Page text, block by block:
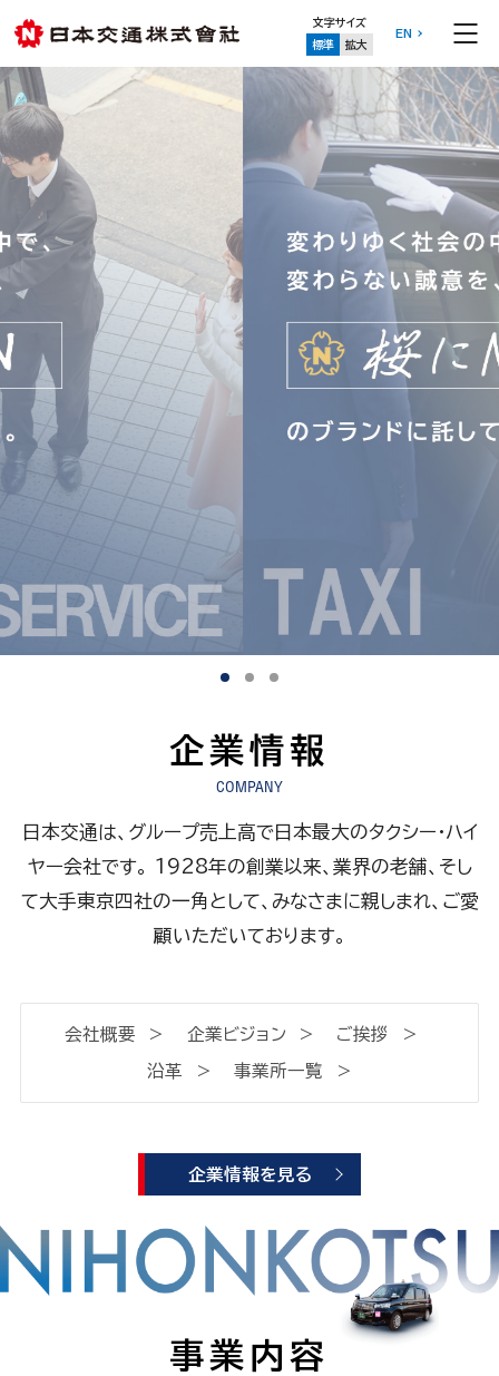
文字サイズ
標準
拡大
EN
企業情報
COMPANY
日本交通は、グループ売上高で日本最大のタクシー・ハイ
ヤー会社です。
1928年の創業以来、業界の老舗、そし
て大手東京四社の一角として、みなさまに親しまれ、ご愛
顧いただいております。
会社概要 企業ビジョン ご挨拶
沿革 事業所一覧
企業情報を見る
事業内容